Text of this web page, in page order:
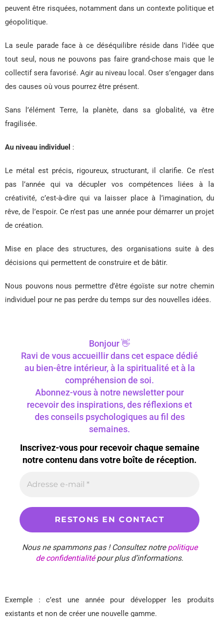
peuvent être risquées, notamment dans un contexte politique et
géopolitique.
La seule parade face à ce déséquilibre réside dans l’idée que
tout seul, nous ne pouvons pas faire grand-chose mais que le
collectif sera favorisé. Agir au niveau local. Oser s’engager dans
des causes où vous pourrez être présent.
Sans l’élément Terre, la planète, dans sa globalité, va être
fragilisée.
Au niveau individuel :
Le métal est précis, rigoureux, structurant, il clarifie. Ce n’est
pas l’année qui va décupler vos compétences liées à la
créativité, c’est-à-dire qui va laisser place à l’imagination, du
rêve, de l’espoir. Ce n’est pas une année pour démarrer un projet
de création.
Mise en place des structures, des organisations suite à des
décisions qui permettent de construire et de bâtir.
Nous pouvons nous permettre d’être égoïste sur notre chemin
individuel pour ne pas perdre du temps sur des nouvelles idées.
Bonjour 👋
Ravi de vous accueillir dans cet espace dédié
au bien-être intérieur, à la spiritualité et à la
compréhension de soi.
Abonnez-vous à notre newsletter pour
recevoir des inspirations, des réflexions et
des conseils psychologiques au fil des
semaines.
Inscrivez-vous pour recevoir chaque semaine
notre contenu dans votre boîte de réception.
Nous ne spammons pas ! Consultez notrepolitique
de confidentialitépour plus d’informations.
Exemple : c’est une année pour développer les produits
existants et non de créer une nouvelle gamme.